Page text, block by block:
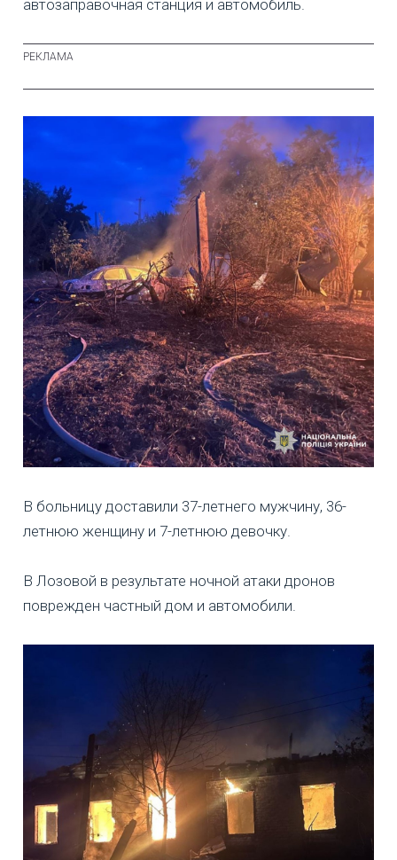
автозаправочная станция и автомобиль.
В больницу доставили 37-летнего мужчину, 36-
летнюю женщину и 7-летнюю девочку.
В Лозовой в результате ночной атаки дронов
поврежден частный дом и автомобили.